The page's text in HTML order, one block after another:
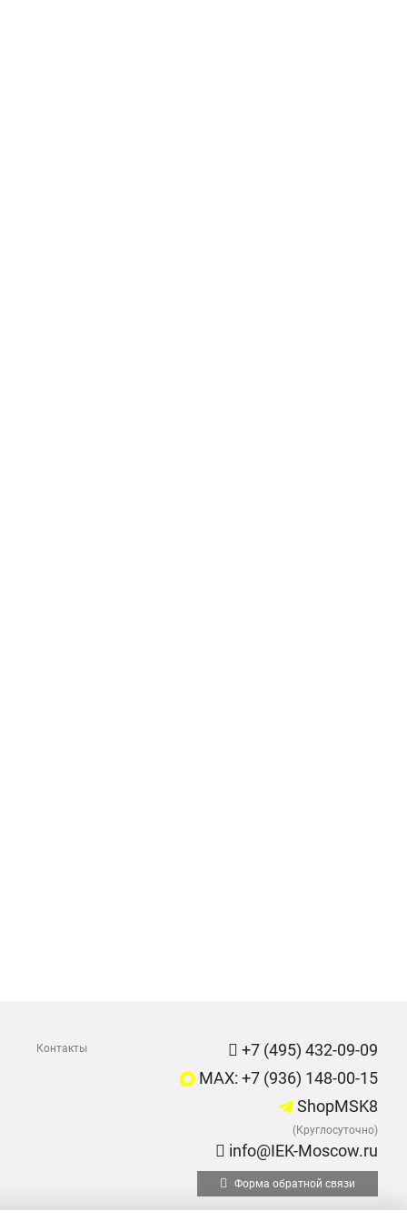
Контакты
+7 (495) 432-09-09
MAX: +7 (936) 148-00-15
ShopMSK8
(Круглосуточно)
info@IEK-Moscow.ru
Форма обратной связи